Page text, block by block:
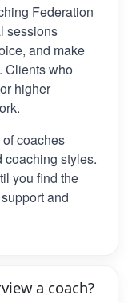
Federation
sessions
and make
Clients who
higher
coaches
coaching styles.
you find the
and
a coach?